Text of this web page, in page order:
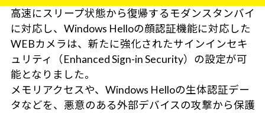
高速にスリープ状態から復帰するモダンスタンバイ
に対応し、Windows Helloの顔認証機能に対応した
WEBカメラは、新たに強化されたサインインセキ
ュリティ（Enhanced Sign-in Security）の設定が可
能となりました。
メモリアクセスや、Windows Helloの生体認証デー
タなどを、悪意のある外部デバイスの攻撃から保護